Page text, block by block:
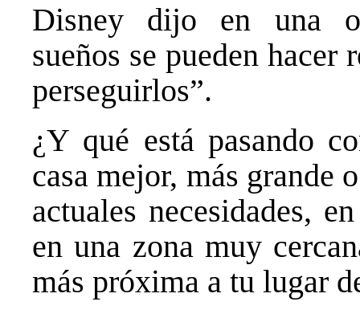
Disney dijo en una
sueños se pueden hacer
perseguirlos”.
¿Y qué está pasando
casa mejor, más grande
actuales necesidades,
en una zona muy
más próxima a tu lugar